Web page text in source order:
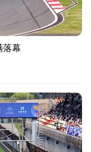
落幕